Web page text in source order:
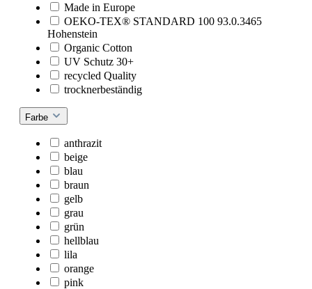
Made in Europe
OEKO-TEX® STANDARD 100 93.0.3465
Hohenstein
Organic Cotton
UV Schutz 30+
recycled Quality
trocknerbeständig
Farbe
anthrazit
beige
blau
braun
gelb
grau
grün
hellblau
lila
orange
pink